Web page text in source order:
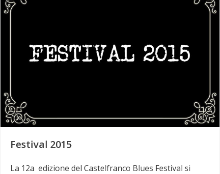
Festival 2015
La 12a edizione del Castelfranco Blues Festival si